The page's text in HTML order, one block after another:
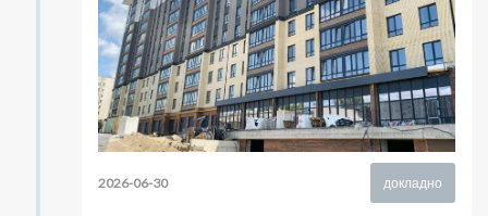
докладно
2026-06-30